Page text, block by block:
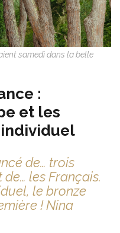
samedi dans la belle
:
et les
de… trois
les Français.
le bronze
! Nina